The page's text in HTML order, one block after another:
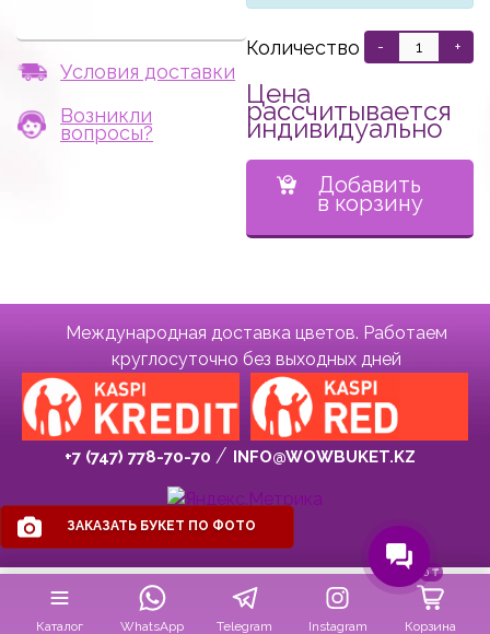
Каталог WhatsApp Telegram Instagram Корзина
0₸
Условия доставки
Возникли
вопросы?
Количество - +
Цена
рассчитывается
индивидуально
Добавить
в корзину
Международная доставка цветов. Работаем
круглосуточно без выходных дней
+7 (747) 778-70-70 INFO@WOWBUKET.KZ
ЗАКАЗАТЬ БУКЕТ ПО ФОТО